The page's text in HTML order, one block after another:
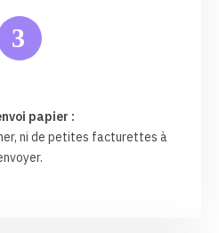
3
papier :
ni de petites facturettes à